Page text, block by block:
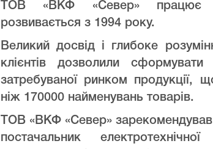
ТОВ «ВКФ «Север» працює
розвивається з 1994 року.
Великий досвід і глибоке
клієнтів дозволили
затребуваної ринком продукції,
ніж 170000 найменувань товарів.
ТОВ «ВКФ «Север» зарекомендував
постачальник